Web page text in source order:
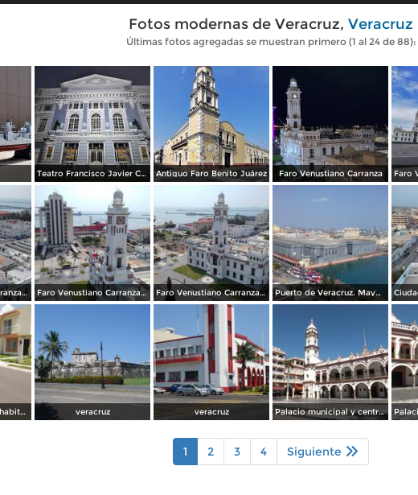
Fotos modernas de Veracruz, Veracruz
Últimas fotos agregadas se muestran primero (1 al 24 de 88):
Teatro Francisco Javier Clavijero Antiguo Faro Benito Juárez Faro Venustiano Carranza
Faro Venustiano Carranza. Mayo/2018 Faro Venustiano Carranza y Museo Naval. Mayo/2018 Faro Venustiano Carranza. Mayo/2018 Puerto de Veracruz. Mayo/2018
Nuevos desarrollos habitacionales cerca del aeropuerto. Agosto/2013 veracruz veracruz Palacio municipal y centro de Veracruz. Enero/2013
1 2 3 4 Siguiente